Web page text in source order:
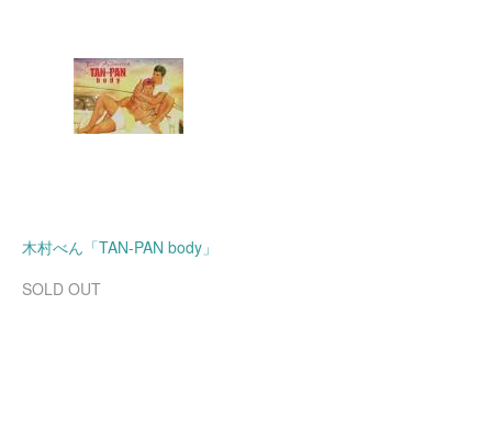
木村べん「TAN-PAN body」
SOLD OUT